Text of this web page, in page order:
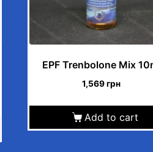
EPF Trenbolone Mix
1,569грн
Add to cart